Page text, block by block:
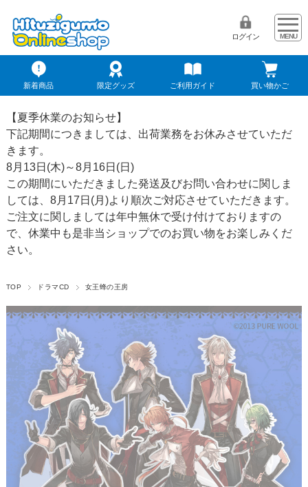
ログイン
新着商品 限定グッズ ご利用ガイド 買い物かご
【夏季休業のお知らせ】
下記期間につきましては、出荷業務をお休みさせていただ
きます。
8月13日(木)～8月16日(日)
この期間にいただきました発送及びお問い合わせに関しま
しては、8月17日(月)より順次ご対応させていただきます。
ご注文に関しましては年中無休で受け付けておりますの
で、休業中も是非当ショップでのお買い物をお楽しみくだ
さい。
TOP ドラマCD 女王蜂の王房